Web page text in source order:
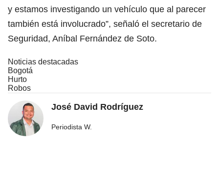
y estamos investigando un vehículo que al parecer
también está involucrado”, señaló el secretario de
Seguridad, Aníbal Fernández de Soto.
Noticias destacadas
Bogotá
Hurto
Robos
José David Rodríguez
Periodista W.